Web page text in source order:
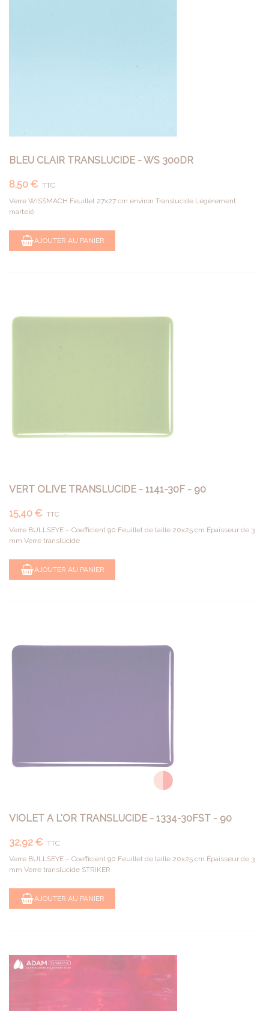
BLEU CLAIR TRANSLUCIDE - WS 300DR
8,50 € TTC
Verre WISSMACH Feuillet 27x27 cm environ Translucide Légèrement
martelé
AJOUTER AU PANIER
VERT OLIVE TRANSLUCIDE - 1141-30F - 90
15,40 € TTC
Verre BULLSEYE – Coefficient 90 Feuillet de taille 20x25 cm Épaisseur de 3
mm Verre translucide
AJOUTER AU PANIER
VIOLET A L'OR TRANSLUCIDE - 1334-30FST - 90
32,92 € TTC
Verre BULLSEYE – Coefficient 90 Feuillet de taille 20x25 cm Épaisseur de 3
mm Verre translucide STRIKER
AJOUTER AU PANIER